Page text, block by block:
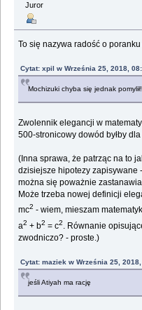
Juror
To się nazywa radość o
Cytat: xpil w Września 25, 2018,
Mochizuki chyba się jednak pomylił!
Zwolennik elegancji w
500-stronicowy dowód byłby
(Inna sprawa, że patrząc na to
dzisiejsze hipotezy zapisywane
można się poważnie
Może trzeba nowej definicji
mc2 - wiem, mieszam
a2 + b2 = c2
. Równanie
zwodniczo? - proste.)
Cytat: maziek w Września 25,
jeśli Atiyah ma rację